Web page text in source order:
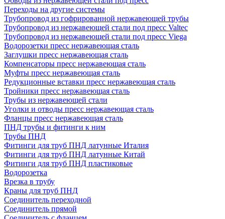
Переходы на другие системы
Трубопровод из гофрированной нержавеющей трубы
Трубопровод из нержавеющей стали под пресс Valtec
Трубопровод из нержавеющей стали под пресс Viega
Водорозетки пресс нержавеющая сталь
Заглушки пресс нержавеющая сталь
Компенсаторы пресс нержавеющая сталь
Муфты пресс нержавеющая сталь
Редукционные вставки пресс нержавеющая сталь
Тройники пресс нержавеющая сталь
Трубы из нержавеющей стали
Уголки и отводы пресс нержавеющая сталь
Фланцы пресс нержавеющая сталь
ПНД трубы и фитинги к ним
Трубы ПНД
Фитинги для труб ПНД латунные Италия
Фитинги для труб ПНД латунные Китай
Фитинги для труб ПНД пластиковые
Водорозетка
Врезка в трубу
Краны для труб ПНД
Соединитель переходной
Соединитель прямой